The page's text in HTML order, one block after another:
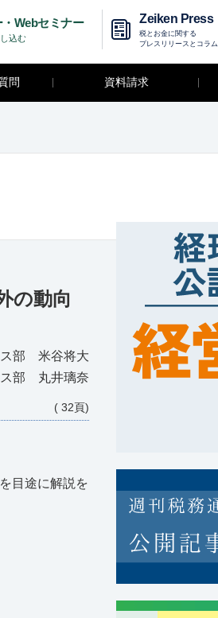
Webセミナー
込む
Zeiken Press
税とお金に関する
プレスリリースとコラム
問 資料請求
の動向
ス部 米谷将大
ス部 丸井璃奈
( 32頁)
目途に解説を